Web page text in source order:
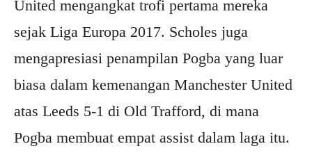
United mengangkat trofi pertama mereka
sejak Liga Europa 2017. Scholes juga
mengapresiasi penampilan Pogba yang luar
biasa dalam kemenangan Manchester United
atas Leeds 5-1 di Old Trafford, di mana
Pogba membuat empat assist dalam laga itu.